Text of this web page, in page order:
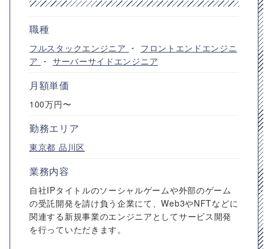
職種
フルスタックエンジニア ・ フロントエンドエンジニ
ア ・ サーバーサイドエンジニア
月額単価
100万円〜
勤務エリア
東京都 品川区
業務内容
自社IPタイトルのソーシャルゲームや外部のゲーム
の受託開発を請け負う企業にて、Web3やNFTなどに
関連する新規事業のエンジニアとしてサービス開発
を行っていただきます。